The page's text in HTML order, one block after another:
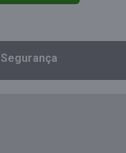
Segurança